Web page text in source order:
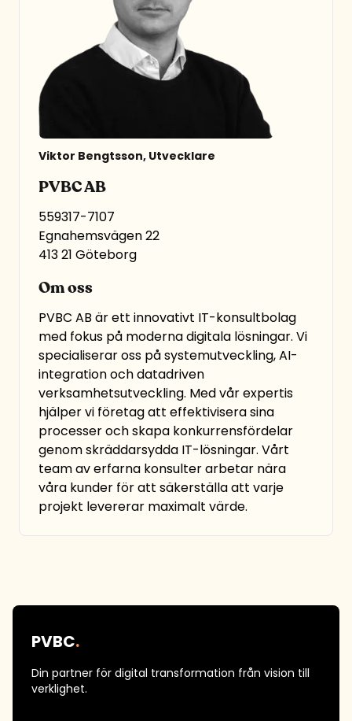
Viktor Bengtsson, Utvecklare
PVBC AB
559317-7107
Egnahemsvägen 22
413 21 Göteborg
Om oss
PVBC AB är ett innovativt IT-konsultbolag
med fokus på moderna digitala lösningar. Vi
specialiserar oss på systemutveckling, AI-
integration och datadriven
verksamhetsutveckling. Med vår expertis
hjälper vi företag att effektivisera sina
processer och skapa konkurrensfördelar
genom skräddarsydda IT-lösningar. Vårt
team av erfarna konsulter arbetar nära
våra kunder för att säkerställa att varje
projekt levererar maximalt värde.
PVBC.
Din partner för digital transformation från vision till
verklighet.